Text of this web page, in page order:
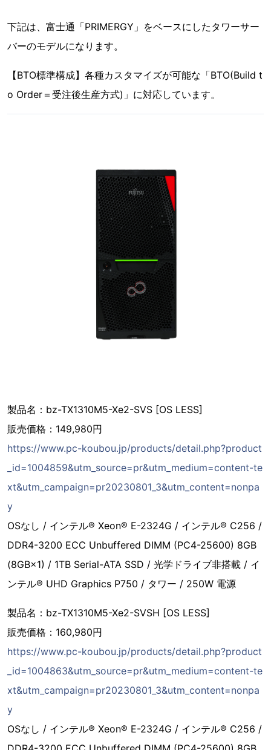
下記は、富士通「PRIMERGY」をベースにしたタワーサー
バーのモデルになります。
【BTO標準構成】各種カスタマイズが可能な「BTO(Build t
o Order＝受注後生産方式)」に対応しています。
製品名：bz-TX1310M5-Xe2-SVS [OS LESS]
販売価格：149,980円
https://www.pc-koubou.jp/products/detail.php?product
_id=1004859&utm_source=pr&utm_medium=content-te
xt&utm_campaign=pr20230801_3&utm_content=nonpa
y
OSなし / インテル® Xeon® E-2324G / インテル® C256 /
DDR4-3200 ECC Unbuffered DIMM (PC4-25600) 8GB
(8GB×1) / 1TB Serial-ATA SSD / 光学ドライブ非搭載 / イ
ンテル® UHD Graphics P750 / タワー / 250W 電源
製品名：bz-TX1310M5-Xe2-SVSH [OS LESS]
販売価格：160,980円
https://www.pc-koubou.jp/products/detail.php?product
_id=1004863&utm_source=pr&utm_medium=content-te
xt&utm_campaign=pr20230801_3&utm_content=nonpa
y
OSなし / インテル® Xeon® E-2324G / インテル® C256 /